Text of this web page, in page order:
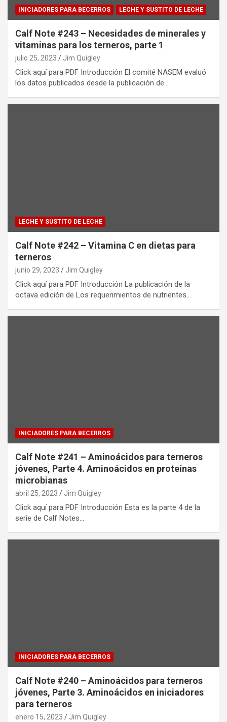
INICIADORES PARA BECERROS LECHE Y SUSTITO DE LECHE
Calf Note #243 – Necesidades de minerales y
vitaminas para los terneros, parte 1
julio 25, 2023 Jim Quigley
Click aquí para PDF Introducción El comité NASEM evaluó
los datos publicados desde la publicación de…
LECHE Y SUSTITO DE LECHE
Calf Note #242 – Vitamina C en dietas para
terneros
junio 29, 2023 Jim Quigley
Click aquí para PDF Introducción La publicación de la
octava edición de Los requerimientos de nutrientes…
INICIADORES PARA BECERROS
Calf Note #241 – Aminoácidos para terneros
jóvenes, Parte 4. Aminoácidos en proteínas
microbianas
abril 25, 2023 Jim Quigley
Click aquí para PDF Introducción Esta es la parte 4 de la
serie de Calf Notes…
INICIADORES PARA BECERROS
Calf Note #240 – Aminoácidos para terneros
jóvenes, Parte 3. Aminoácidos en iniciadores
para terneros
enero 15, 2023 Jim Quigley